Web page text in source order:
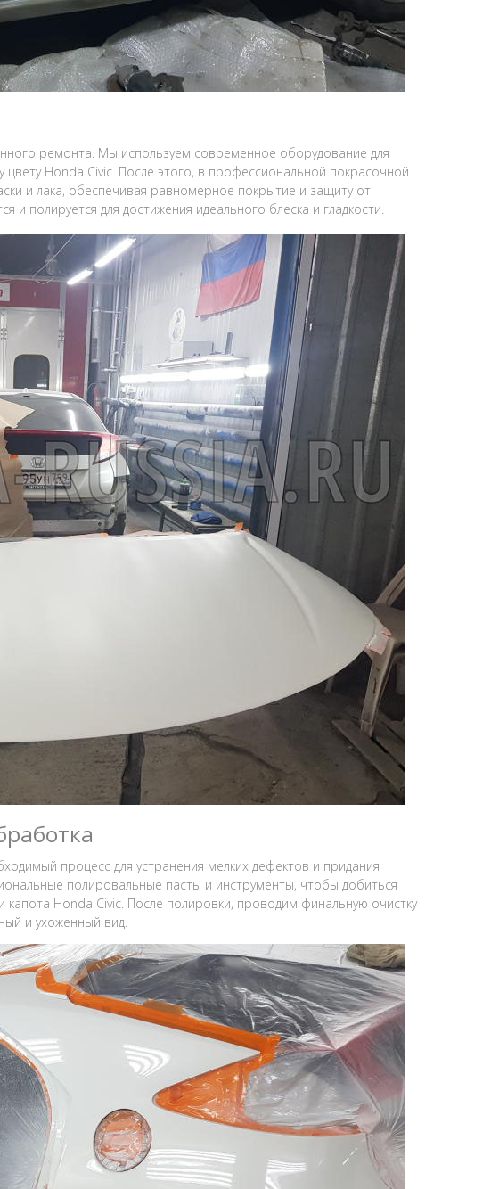
ремонта. Мы используем современное оборудование для
Honda Civic. После этого, в профессиональной покрасочной
и лака, обеспечивая равномерное покрытие и защиту от
полируется для достижения идеального блеска и гладкости.
процесс для устранения мелких дефектов и придания
полировальные пасты и инструменты, чтобы добиться
Honda Civic. После полировки, проводим финальную очистку
и ухоженный вид.